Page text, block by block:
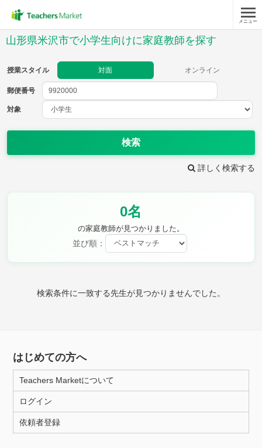
メニュー
山形県米沢市で小学生向けに家庭教師を探す
授業スタイル 対面 オンライン
郵便番号
対象
検索
詳しく検索する
0名
の家庭教師が見つかりました。
並び順：
検索条件に一致する先生が見つかりませんでした。
郵便番号
教科
理科
保健・体育 図画工作 書写
月曜日 火曜日
所属大学
はじめての方へ
Teachers Marketについて
ログイン
依頼者登録